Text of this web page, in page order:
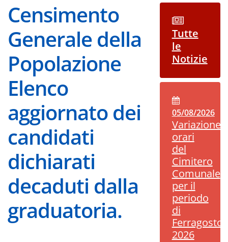
Censimento
Generale della
Popolazione
Elenco
aggiornato dei
candidati
dichiarati
decaduti dalla
graduatoria.
Tutte
le
Notizie
05/08/2026
Variazione
orari
del
Cimitero
Comunale
per il
periodo
di
Ferragosto
2026